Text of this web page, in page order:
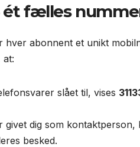
ét fælles
hver abonnent et unikt
at:
slået til, vises
dig som kontaktperson,
besked.